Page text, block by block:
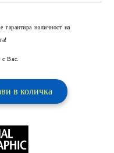
наличност на
Вас.